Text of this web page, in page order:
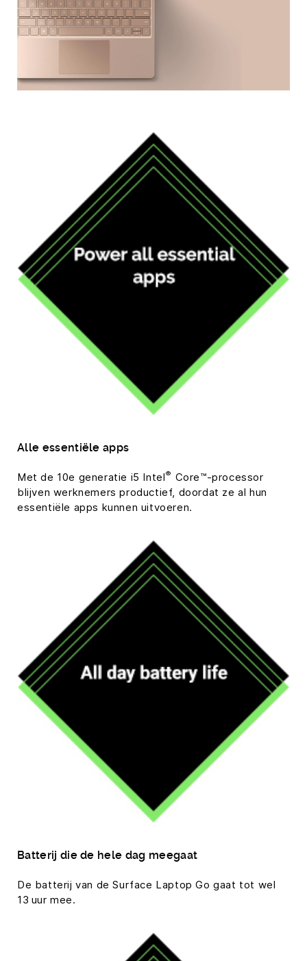
Alle essentiële apps
Met de 10e generatie i5 Intel® Core™-processor
blijven werknemers productief, doordat ze al hun
essentiële apps kunnen uitvoeren.
Batterij die de hele dag meegaat
De batterij van de Surface Laptop Go gaat tot wel
13 uur mee.